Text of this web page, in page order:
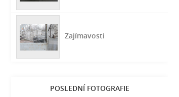
Zajímavosti
POSLEDNÍ FOTOGRAFIE